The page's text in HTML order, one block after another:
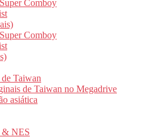
Comboy
Comboy
Taiwan
de Taiwan no Megadrive
asiática
& NES